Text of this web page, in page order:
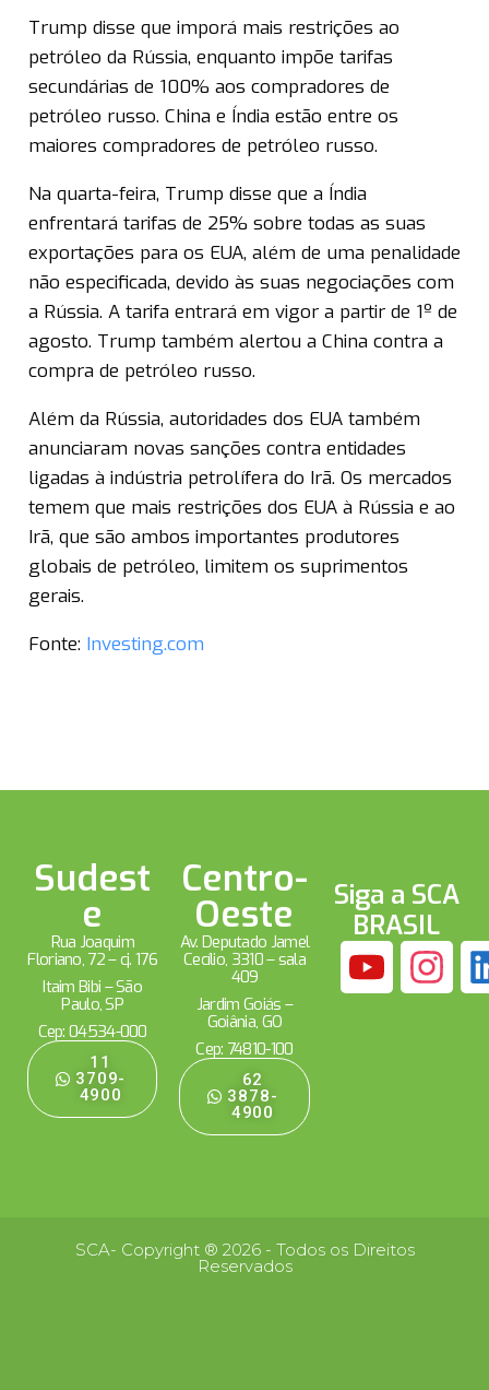
Trump disse que imporá mais restrições ao
petróleo da Rússia, enquanto impõe tarifas
secundárias de 100% aos compradores de
petróleo russo. China e Índia estão entre os
maiores compradores de petróleo russo.
Na quarta-feira, Trump disse que a Índia
enfrentará tarifas de 25% sobre todas as suas
exportações para os EUA, além de uma penalidade
não especificada, devido às suas negociações com
a Rússia. A tarifa entrará em vigor a partir de 1º de
agosto. Trump também alertou a China contra a
compra de petróleo russo.
Além da Rússia, autoridades dos EUA também
anunciaram novas sanções contra entidades
ligadas à indústria petrolífera do Irã. Os mercados
temem que mais restrições dos EUA à Rússia e ao
Irã, que são ambos importantes produtores
globais de petróleo, limitem os suprimentos
gerais.
Fonte: Investing.com
Sudest
e
Rua Joaquim
Floriano, 72 – cj. 176
Itaim Bibi – São
Paulo, SP
Cep: 04534-000
11
3709-
4900
Centro-
Oeste
Av. Deputado Jamel
Cecílio, 3310 – sala
409
Jardim Goiás –
Goiânia, GO
Cep: 74810-100
62
3878-
4900
Siga a SCA
BRASIL
SCA- Copyright ® 2026 - Todos os Direitos
Reservados